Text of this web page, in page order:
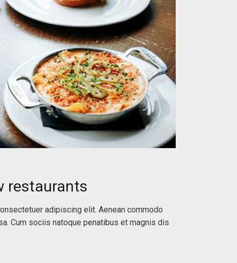
restaurants
adipiscing elit. Aenean commodo
Cum sociis natoque penatibus et magnis dis